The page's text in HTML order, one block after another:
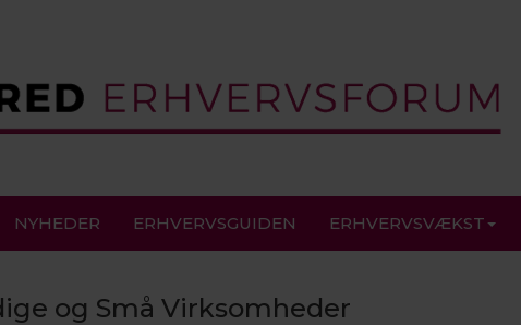
NYHEDER ERHVERVSGUIDEN ERHVERVSVÆKST
og Små Virksomheder